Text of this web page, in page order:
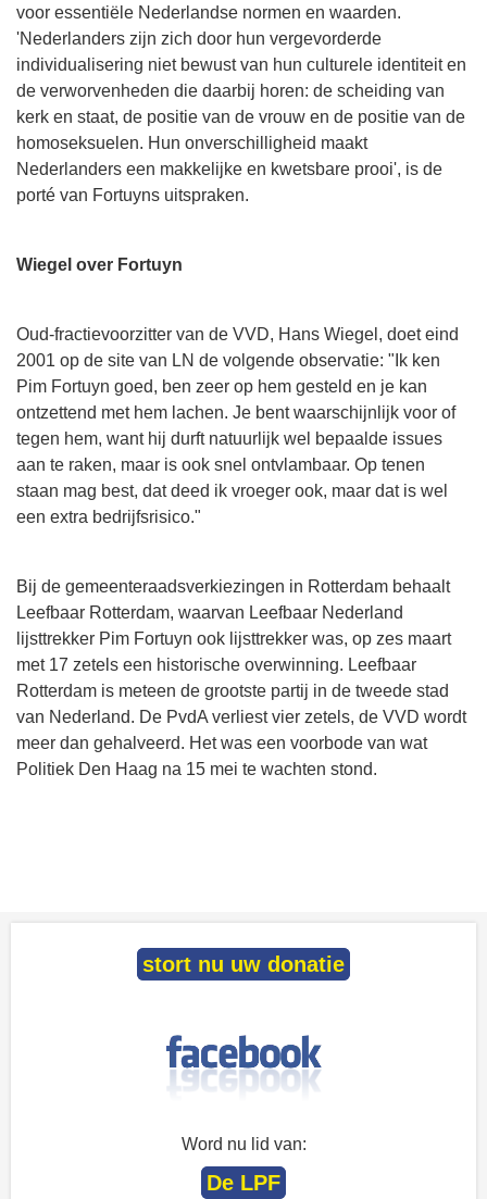
voor essentiële Nederlandse normen en waarden.
'Nederlanders zijn zich door hun vergevorderde
individualisering niet bewust van hun culturele identiteit en
de verworvenheden die daarbij horen: de scheiding van
kerk en staat, de positie van de vrouw en de positie van de
homoseksuelen. Hun onverschilligheid maakt
Nederlanders een makkelijke en kwetsbare prooi', is de
porté van Fortuyns uitspraken.
Wiegel over Fortuyn
Oud-fractievoorzitter van de VVD, Hans Wiegel, doet eind
2001 op de site van LN de volgende observatie: "Ik ken
Pim Fortuyn goed, ben zeer op hem gesteld en je kan
ontzettend met hem lachen. Je bent waarschijnlijk voor of
tegen hem, want hij durft natuurlijk wel bepaalde issues
aan te raken, maar is ook snel ontvlambaar. Op tenen
staan mag best, dat deed ik vroeger ook, maar dat is wel
een extra bedrijfsrisico."
Bij de gemeenteraadsverkiezingen in Rotterdam behaalt
Leefbaar Rotterdam, waarvan Leefbaar Nederland
lijsttrekker Pim Fortuyn ook lijsttrekker was, op zes maart
met 17 zetels een historische overwinning. Leefbaar
Rotterdam is meteen de grootste partij in de tweede stad
van Nederland. De PvdA verliest vier zetels, de VVD wordt
meer dan gehalveerd. Het was een voorbode van wat
Politiek Den Haag na 15 mei te wachten stond.
stort nu uw donatie
Word nu lid van:
De LPF